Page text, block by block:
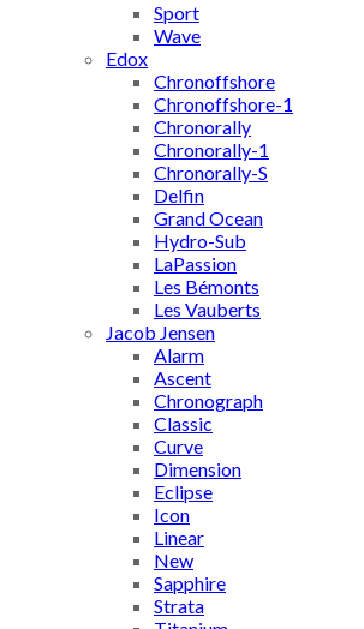
Sport
Wave
Edox
Chronoffshore
Chronoffshore-1
Chronorally
Chronorally-1
Chronorally-S
Delfin
Grand Ocean
Hydro-Sub
LaPassion
Les Bémonts
Les Vauberts
Jacob Jensen
Alarm
Ascent
Chronograph
Classic
Curve
Dimension
Eclipse
Icon
Linear
New
Sapphire
Strata